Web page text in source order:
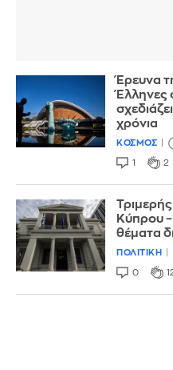
Έρευνα
Έλληνες
χρόνια
ΚΟΣΜΟΣ
1 2
Κύπρου
θέματα
ΠΟΛΙΤΙΚΗ
0